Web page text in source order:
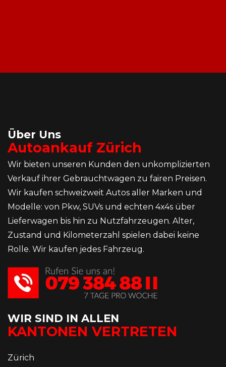
Über Uns
Autoankauf Zürich
Wir bieten unseren Kunden den unkomplizierten
Verkauf ihrer Gebrauchtwagen zu fairen Preisen.
Wir kaufen schweizweit Autos aller Marken und
Modelle: von Pkw, SUVs und echten 4x4s über
Lieferwagen bis hin zu Nutzfahrzeugen. Alter,
Zustand und Kilometerzahl spielen dabei keine
Rolle. Wir kaufen jedes Fahrzeug.
WIR SIND IN ALLEN
KANTONEN VERTRETEN
Zürich